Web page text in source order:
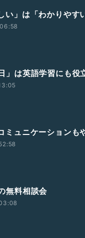
」は「わかりやす
は英語学習にも役
ミュニケーションも
無料相談会